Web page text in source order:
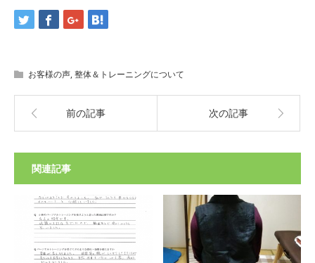
お客様の声,整体＆トレーニングについて
前の記事 次の記事
関連記事